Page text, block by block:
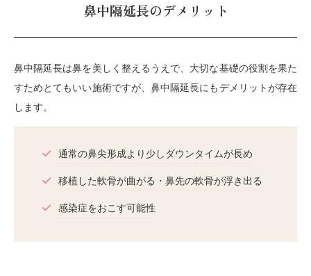
鼻中隔延長のデメリット
鼻中隔延長は鼻を美しく整えるうえで、大切な基礎の役割を果た
すためとてもいい施術ですが、鼻中隔延長にもデメリットが存在
します。
通常の鼻尖形成より少しダウンタイムが長め
移植した軟骨が曲がる・鼻先の軟骨が浮き出る
感染症をおこす可能性